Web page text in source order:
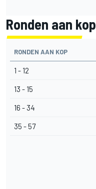
Ronden aan kop
RONDEN AAN KOP
1 - 12
13 - 15
16 - 34
35 - 57